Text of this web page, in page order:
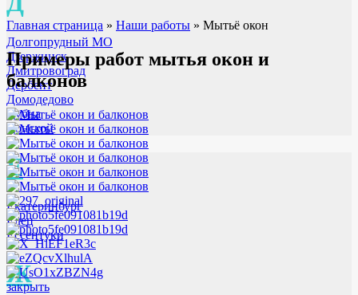
Долгопрудный МО
Дзержинск
Дмитровоград
Дербент
Домодедово
Дубна
Донской
Е
Екатеринбург
Елец
Ессентуки
Ж
Главная страница » Наши работы » Мытьё окон
Примеры работ мытья окон и
балконов
закрыть